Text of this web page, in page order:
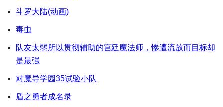
斗罗大陆(动画)
毒虫
队友太弱所以贯彻辅助的宫廷魔法师，惨遭流放而目标却
是最强
对魔导学园35试验小队
盾之勇者成名录